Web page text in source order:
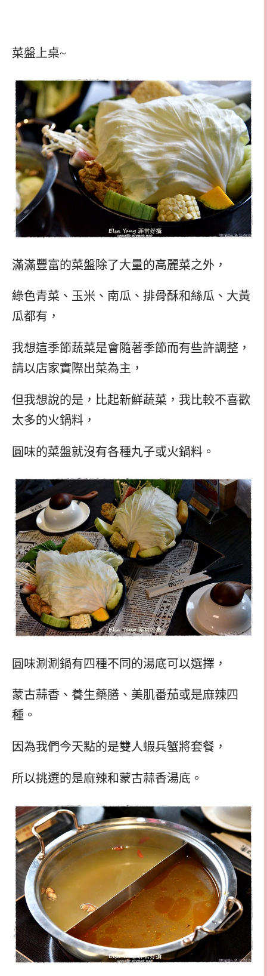
菜盤上桌~
滿滿豐富的菜盤除了大量的高麗菜之外，
綠色青菜、玉米、南瓜、排骨酥和絲瓜、大黃
瓜都有，
我想這季節蔬菜是會隨著季節而有些許調整，
請以店家實際出菜為主，
但我想說的是，比起新鮮蔬菜，我比較不喜歡
太多的火鍋料，
圓味的菜盤就沒有各種丸子或火鍋料。
圓味涮涮鍋有四種不同的湯底可以選擇，
蒙古蒜香、養生藥膳、美肌番茄或是麻辣四
種。
因為我們今天點的是雙人蝦兵蟹將套餐，
所以挑選的是麻辣和蒙古蒜香湯底。